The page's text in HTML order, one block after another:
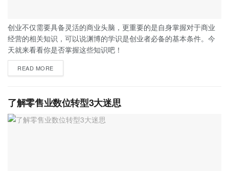
创业不仅需要具备灵活的商业头脑，更重要的是自身掌握对于商业
经营的相关知识，可以说渊博的学识是创业者必备的基本条件。今
天就来看看你是否掌握这些知识吧！
READ MORE
了解零售业数位转型3大迷思